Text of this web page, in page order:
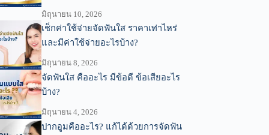
มิถุนายน 10, 2026
เช็กค่าใช้จ่ายจัดฟันใส ราคาเท่าไหร่
และมีค่าใช้จ่ายอะไรบ้าง?
มิถุนายน 8, 2026
จัดฟันใส คืออะไร มีข้อดี ข้อเสียอะไร
บ้าง?
มิถุนายน 4, 2026
ปากอูมคืออะไร? แก้ได้ด้วยการจัดฟัน